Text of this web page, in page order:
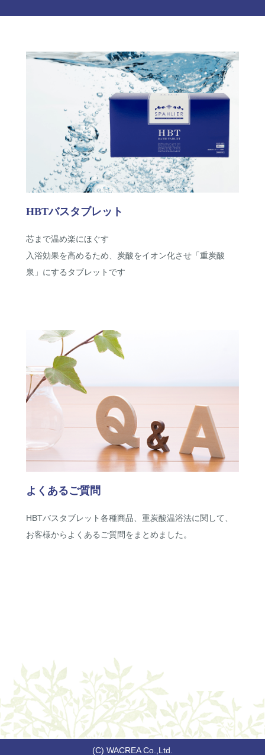
HBTバスタブレット
芯まで温め楽にほぐす
入浴効果を高めるため、炭酸をイオン化させ「重炭酸
泉」にするタブレットです
よくあるご質問
HBTバスタブレット各種商品、重炭酸温浴法に関して、
お客様からよくあるご質問をまとめました。
(C) WACREA Co.,Ltd.